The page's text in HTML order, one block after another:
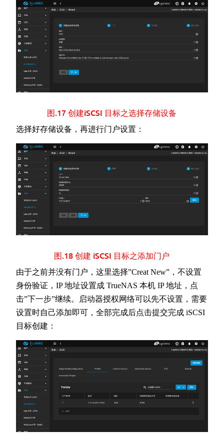
图.17 创建iSCSI 目标之选择存储设备
选择好存储设备，再进行门户设置：
图.18 创建 iSCSI 目标之添加门户
由于之前并没有门户，这里选择”Creat New”，不设置
身份验证，IP 地址设置成 TrueNAS 本机 IP 地址，点
击”下一步”继续。启动器授权网络可以先不设置，需要
设置时自己添加即可，全部完成后点击提交完成 iSCSI
目标创建：